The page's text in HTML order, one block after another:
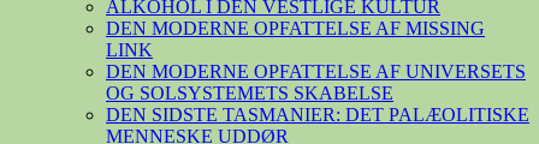
ALKOHOL I DEN VESTLIGE KULTUR
DEN MODERNE OPFATTELSE AF MISSING
LINK
DEN MODERNE OPFATTELSE AF UNIVERSETS
OG SOLSYSTEMETS SKABELSE
DEN SIDSTE TASMANIER: DET PALÆOLITISKE
MENNESKE UDDØR